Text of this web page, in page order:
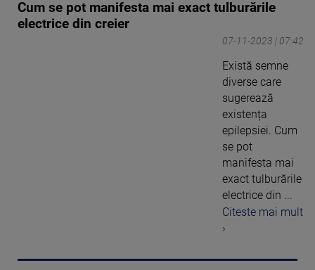
Cum se pot manifesta mai exact tulburările
electrice din creier
07-11-2023 | 07:42
Există semne
diverse care
sugerează
existența
epilepsiei. Cum
se pot
manifesta mai
exact tulburările
electrice din ...
Citeste mai mult
›